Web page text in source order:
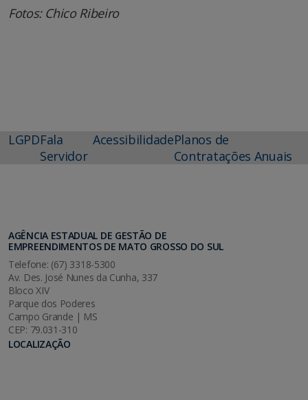
Fotos: Chico Ribeiro
LGPDFala
Servidor
AcessibilidadePlanos de
Contratações Anuais
AGÊNCIA ESTADUAL DE GESTÃO DE
EMPREENDIMENTOS DE MATO GROSSO DO SUL
Telefone: (67) 3318-5300
Av. Des. José Nunes da Cunha, 337
Bloco XIV
Parque dos Poderes
Campo Grande | MS
CEP: 79.031-310
LOCALIZAÇÃO